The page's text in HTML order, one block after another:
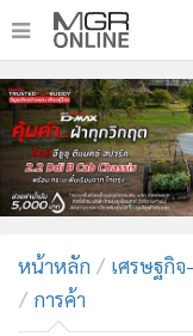
• หน้าหลัก
• ทันเหตุการณ์
• ภาคใต้
• ภูมิภาค
• บันเทิง
• ผู้จัดการรายวัน
หน้าหลัก เศรษฐกิจ
การค้า